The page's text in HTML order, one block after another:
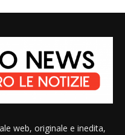
web, originale e inedita,